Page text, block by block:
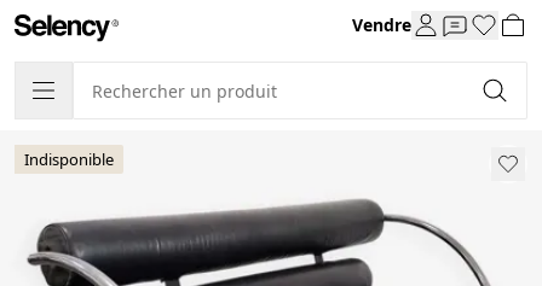
Vendre
Indisponible